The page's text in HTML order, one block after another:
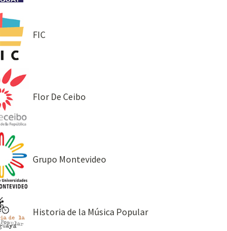
FIC
Flor De Ceibo
Grupo Montevideo
Historia de la Música Popular